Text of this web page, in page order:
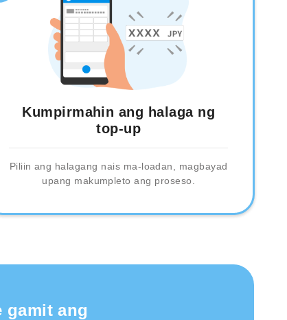
Kumpirmahin ang halaga ng
top-up
Piliin ang halagang nais ma-loadan, magbayad
upang makumpleto ang proseso.
gamit ang